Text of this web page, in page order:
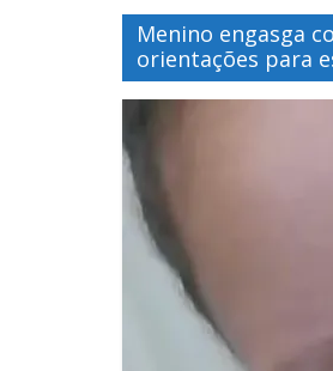
Menino engasga
orientações para